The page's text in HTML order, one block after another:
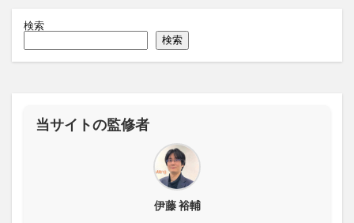
検索
検索
当サイトの監修者
伊藤 裕輔